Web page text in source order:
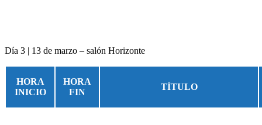
Día 3 | 13 de marzo – salón Horizonte
HORA
INICIO
HORA
FIN
TÍTULO